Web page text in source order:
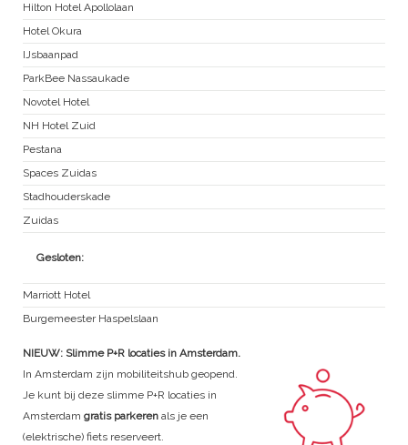
Hilton Hotel Apollolaan
Hotel Okura
IJsbaanpad
ParkBee Nassaukade
Novotel Hotel
NH Hotel Zuid
Pestana
Spaces Zuidas
Stadhouderskade
Zuidas
Gesloten:
Marriott Hotel
Burgemeester Haspelslaan
NIEUW: Slimme P+R locaties in Amsterdam.
In Amsterdam zijn mobiliteitshub geopend.
Je kunt bij deze slimme P+R locaties in
Amsterdam gratis parkeren als je een
(elektrische) fiets reserveert.